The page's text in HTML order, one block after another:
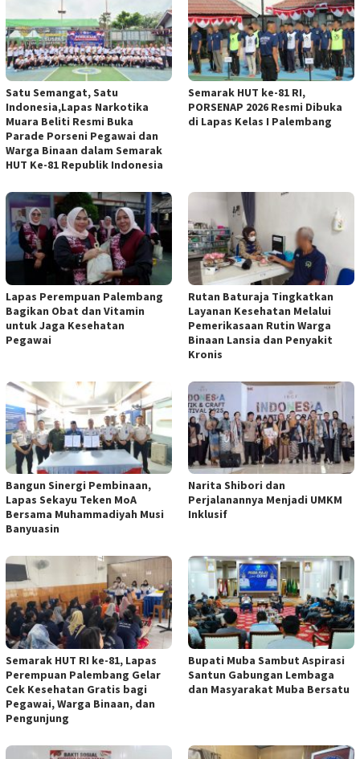
Satu Semangat, Satu
Indonesia,Lapas Narkotika
Muara Beliti Resmi Buka
Parade Porseni Pegawai dan
Warga Binaan dalam Semarak
HUT Ke-81 Republik Indonesia
Semarak HUT ke-81 RI,
PORSENAP 2026 Resmi Dibuka
di Lapas Kelas I Palembang
Lapas Perempuan Palembang
Bagikan Obat dan Vitamin
untuk Jaga Kesehatan
Pegawai
Rutan Baturaja Tingkatkan
Layanan Kesehatan Melalui
Pemerikasaan Rutin Warga
Binaan Lansia dan Penyakit
Kronis
Bangun Sinergi Pembinaan,
Lapas Sekayu Teken MoA
Bersama Muhammadiyah Musi
Banyuasin
Narita Shibori dan
Perjalanannya Menjadi UMKM
Inklusif
Semarak HUT RI ke-81, Lapas
Perempuan Palembang Gelar
Cek Kesehatan Gratis bagi
Pegawai, Warga Binaan, dan
Pengunjung
Bupati Muba Sambut Aspirasi
Santun Gabungan Lembaga
dan Masyarakat Muba Bersatu